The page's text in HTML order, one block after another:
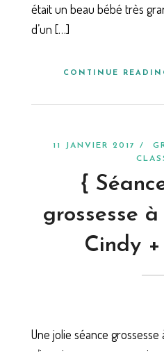
était un beau bébé très
d’un […]
CONTINUE
11 JANVIER 2017 /
{
grossesse
Cindy
Une jolie séance grossesse